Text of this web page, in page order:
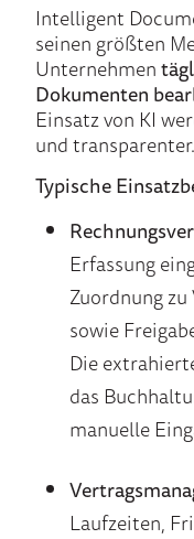
Intelligent
seinen größten
Unternehmen
Dokumenten
Einsatz von KI
und transparenter.
Typische
Erfassung
Zuordnung
sowie
Die
das
manuelle
Laufzeiten,